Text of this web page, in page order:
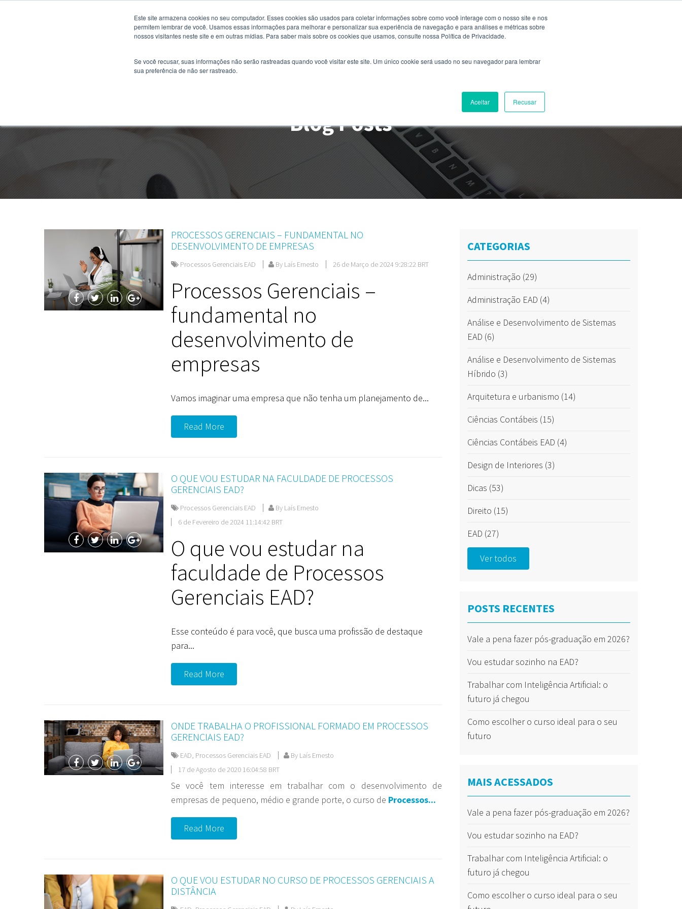
Este site armazena cookies no seu computador. Esses cookies são usados ​​para coletar informações sobre como você interage com o nosso site e nos
permitem lembrar de você. Usamos essas informações para melhorar e personalizar sua experiência de navegação e para análises e métricas sobre
nossos visitantes neste site e em outras mídias. Para saber mais sobre os cookies que usamos, consulte nossa Política de Privacidade.
Se você recusar, suas informações não serão rastreadas quando você visitar este site. Um único cookie será usado no seu navegador para lembrar
sua preferência de não ser rastreado.
Aceitar Recusar
Blog Posts
PROCESSOS GERENCIAIS – FUNDAMENTAL NO
DESENVOLVIMENTO DE EMPRESAS
Processos Gerenciais EAD By Laís Ernesto 26 de Março de 2024 9:28:22 BRT
Processos Gerenciais –
fundamental no
desenvolvimento de
empresas
Vamos imaginar uma empresa que não tenha um planejamento de...
Read More
O QUE VOU ESTUDAR NA FACULDADE DE PROCESSOS
GERENCIAIS EAD?
Processos Gerenciais EAD
By Laís Ernesto
6 de Fevereiro de 2024 11:14:42 BRT
O que vou estudar na
faculdade de Processos
Gerenciais EAD?
Esse conteúdo é para você, que busca uma profissão de destaque
para...
Read More
ONDE TRABALHA O PROFISSIONAL FORMADO EM PROCESSOS
GERENCIAIS EAD?
EAD, Processos Gerenciais EAD
By Laís Ernesto
17 de Agosto de 2020 16:04:58 BRT
Se você tem interesse em trabalhar com o desenvolvimento de
empresas de pequeno, médio e grande porte, o curso de Processos...
Read More
O QUE VOU ESTUDAR NO CURSO DE PROCESSOS GERENCIAIS A
DISTÂNCIA
CATEGORIAS
Administração (29)
Administração EAD (4)
Análise e Desenvolvimento de Sistemas
EAD (6)
Análise e Desenvolvimento de Sistemas
Híbrido (3)
Arquitetura e urbanismo (14)
Ciências Contábeis (15)
Ciências Contábeis EAD (4)
Design de Interiores (3)
Dicas (53)
Direito (15)
EAD (27)
Ver todos
POSTS RECENTES
Vale a pena fazer pós-graduação em 2026?
Vou estudar sozinho na EAD?
Trabalhar com Inteligência Artificial: o
futuro já chegou
Como escolher o curso ideal para o seu
futuro
MAIS ACESSADOS
Vale a pena fazer pós-graduação em 2026?
Vou estudar sozinho na EAD?
Trabalhar com Inteligência Artificial: o
futuro já chegou
Como escolher o curso ideal para o seu